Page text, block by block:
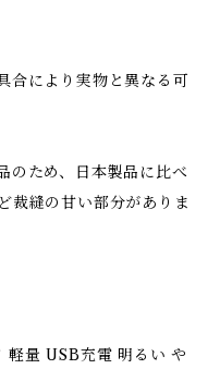
合により実物と異なる可
のため、日本製品に比べ
裁縫の甘い部分がありま
量 USB充電 明るい や